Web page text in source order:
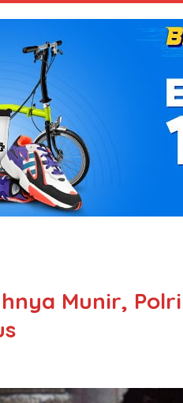
Munir,